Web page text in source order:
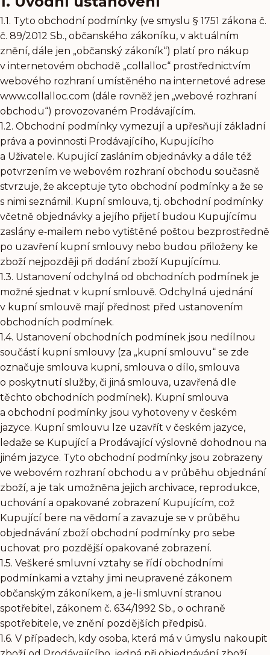
1.1. Tyto obchodní podmínky (ve smyslu § 1751 zákona č.
č. 89/2012 Sb., občanského zákoníku, v aktuálním
znění, dále jen „občanský zákoník“) platí pro nákup
v internetovém obchodě „collalloc“ prostřednictvím
webového rozhraní umístěného na internetové adrese
www.collalloc.com (dále rovněž jen „webové rozhraní
obchodu“) provozovaném Prodávajícím.
1.2. Obchodní podmínky vymezují a upřesňují základní
práva a povinnosti Prodávajícího, Kupujícího
a Uživatele. Kupující zasláním objednávky a dále též
potvrzením ve webovém rozhraní obchodu současně
stvrzuje, že akceptuje tyto obchodní podmínky a že se
s nimi seznámil. Kupní smlouva, tj. obchodní podmínky
včetně objednávky a jejího přijetí budou Kupujícímu
zaslány e‑mailem nebo vytištěné poštou bezprostředně
po uzavření kupní smlouvy nebo budou přiloženy ke
zboží nejpozději při dodání zboží Kupujícímu.
1.3. Ustanovení odchylná od obchodních podmínek je
možné sjednat v kupní smlouvě. Odchylná ujednání
v kupní smlouvě mají přednost před ustanovením
obchodních podmínek.
1.4. Ustanovení obchodních podmínek jsou nedílnou
součástí kupní smlouvy (za „kupní smlouvu“ se zde
označuje smlouva kupní, smlouva o dílo, smlouva
o poskytnutí služby, či jiná smlouva, uzavřená dle
těchto obchodních podmínek). Kupní smlouva
a obchodní podmínky jsou vyhotoveny v českém
jazyce. Kupní smlouvu lze uzavřít v českém jazyce,
ledaže se Kupující a Prodávající výslovně dohodnou na
jiném jazyce. Tyto obchodní podmínky jsou zobrazeny
ve webovém rozhraní obchodu a v průběhu objednání
zboží, a je tak umožněna jejich archivace, reprodukce,
uchování a opakované zobrazení Kupujícím, což
Kupující bere na vědomí a zavazuje se v průběhu
objednávání zboží obchodní podmínky pro sebe
uchovat pro pozdější opakované zobrazení.
1.5. Veškeré smluvní vztahy se řídí obchodními
podmínkami a vztahy jimi neupravené zákonem
občanským zákoníkem, a je-li smluvní stranou
spotřebitel, zákonem č. 634/1992 Sb., o ochraně
spotřebitele, ve znění pozdějších předpisů.
1.6. V případech, kdy osoba, která má v úmyslu nakoupit